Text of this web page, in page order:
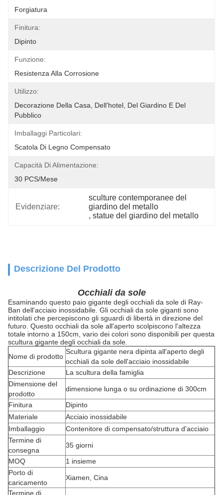
Forgiatura
Finitura:
Dipinto
Funzione:
Resistenza Alla Corrosione
Utilizzo:
Decorazione Della Casa, Dell'hotel, Del Giardino E Del
Pubblico
Imballaggi Particolari:
Scatola Di Legno Compensato
Capacità Di Alimentazione:
30 PCS/mese
Evidenziare:
sculture contemporanee del
giardino del metallo
, statue del giardino del metallo
Descrizione Del Prodotto
Occhiali da sole
Esaminando questo paio gigante degli occhiali da sole di Ray-
Ban dell'acciaio inossidabile. Gli occhiali da sole giganti sono
intitolati che percepiscono gli sguardi di libertà in direzione del
futuro. Questo occhiali da sole all'aperto scolpiscono l'altezza
totale intorno a 150cm, vario dei colori sono disponibili per questa
scultura gigante degli occhiali da sole.
Nome di prodotto
Scultura gigante nera dipinta all'aperto degli
occhiali da sole dell'acciaio inossidabile
Descrizione
La scultura della famiglia
Dimensione del
prodotto
dimensione lunga o su ordinazione di 300cm
Finitura
Dipinto
Materiale
Acciaio inossidabile
Imballaggio
Contenitore di compensato/struttura d'acciaio
Termine di
consegna
35 giorni
MOQ
1 insieme
Porto di
caricamento
Xiamen, Cina
Termine di